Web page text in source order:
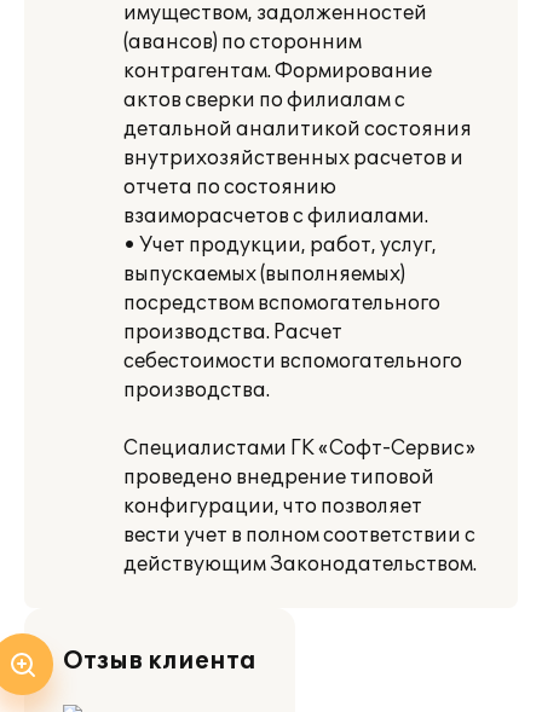
имуществом, задолженностей
(авансов) по сторонним
контрагентам. Формирование
актов сверки по филиалам с
детальной аналитикой состояния
внутрихозяйственных расчетов и
отчета по состоянию
взаиморасчетов с филиалами.
• Учет продукции, работ, услуг,
выпускаемых (выполняемых)
посредством вспомогательного
производства. Расчет
себестоимости вспомогательного
производства.
Специалистами ГК «Софт-Сервис»
проведено внедрение типовой
конфигурации, что позволяет
вести учет в полном соответствии с
действующим Законодательством.
Отзыв клиента